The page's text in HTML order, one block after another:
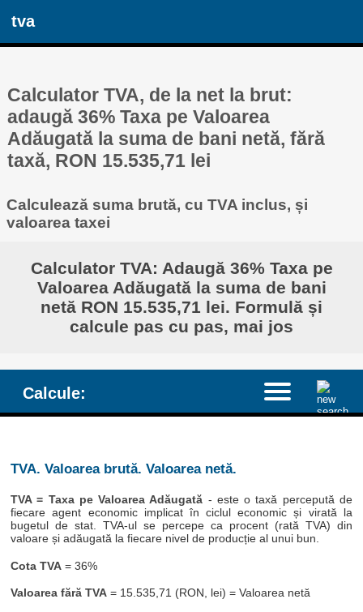
tva
Calculator TVA, de la net la brut:
adaugă 36% Taxa pe Valoarea
Adăugată la suma de bani netă, fără
taxă, RON 15.535,71 lei
Calculează suma brută, cu TVA inclus, și
valoarea taxei
Calculator TVA: Adaugă 36% Taxa pe
Valoarea Adăugată la suma de bani
netă RON 15.535,71 lei. Formulă și
calcule pas cu pas, mai jos
Calcule:
TVA. Valoarea brută. Valoarea netă.
TVA = Taxa pe Valoarea Adăugată - este o taxă percepută de
fiecare agent economic implicat în ciclul economic și virată la
bugetul de stat. TVA-ul se percepe ca procent (rată TVA) din
valoare și adăugată la fiecare nivel de producție al unui bun.
Cota TVA = 36%
Valoarea fără TVA = 15.535,71 (RON, lei) = Valoarea netă